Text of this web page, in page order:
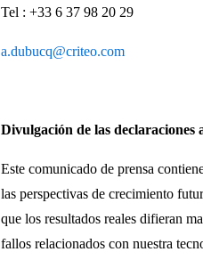
Tel : +33 6 37 98 20
a.dubucq@criteo.com
Divulgación de las
Este comunicado de prensa
las perspectivas de crecimiento
que los resultados reales difieran
fallos relacionados con nuestra